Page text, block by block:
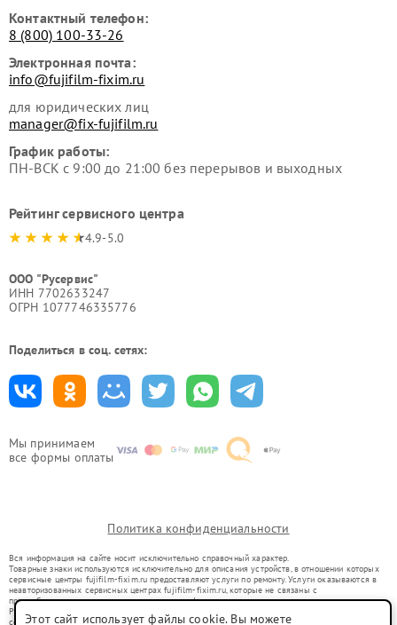
Мы принимаем
все формы оплаты
Контактный телефон:
8 (800) 100-33-26
Электронная почта:
info@fujifilm-fixim.ru
для юридических лиц
manager@fix-fujifilm.ru
График работы:
ПН-ВСК с 9:00 до 21:00 без перерывов и выходных
Рейтинг сервисного центра
4.9-5.0
ООО "Русервис"
ИНН 7702633247
ОГРН 1077746335776
Поделиться в соц. сетях:
Политика конфиденциальности
Вся информация на сайте носит исключительно справочный характер.
Товарные знаки используются исключительно для описания устройств, в отношении которых
сервисные центры fujifilm-fixim.ru предоставляют услуги по ремонту. Услуги оказываются в
неавторизованных сервисных центрах fujifilm-fixim.ru, которые не связаны с
правообладателями товарных знаков или их официальными представителями.
Ремонт осуществляется для устройств, уже введенных в гражданский оборот в соответствии
со статьей 1487 ГК РФ.
Этот сайт использует файлы cookie. Вы можете